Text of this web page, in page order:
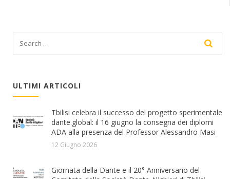
ULTIMI ARTICOLI
Tbilisi celebra il successo del progetto sperimentale
dante.global: il 16 giugno la consegna dei diplomi
ADA alla presenza del Professor Alessandro Masi
12 Giugno 2026
Giornata della Dante e il 20° Anniversario del